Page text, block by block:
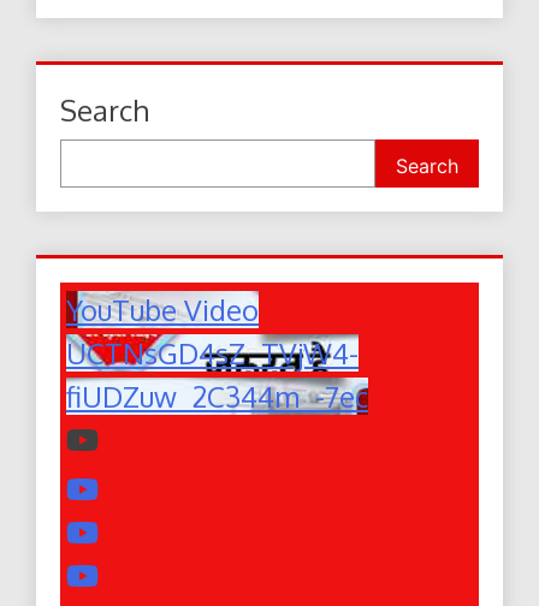
Search
Search
YouTube Video
UCTNsGD4sZ_TVjW4-
fiUDZuw_2C344m_-7ec